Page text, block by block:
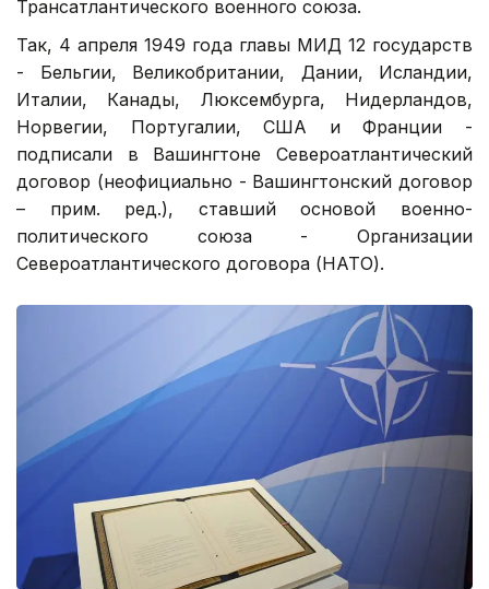
Трансатлантического военного союза.
Так, 4 апреля 1949 года главы МИД 12 государств
- Бельгии, Великобритании, Дании, Исландии,
Италии, Канады, Люксембурга, Нидерландов,
Норвегии, Португалии, США и Франции -
подписали в Вашингтоне Североатлантический
договор (неофициально - Вашингтонский договор
– прим. ред.), ставший основой военно-
политического союза - Организации
Североатлантического договора (НАТО).